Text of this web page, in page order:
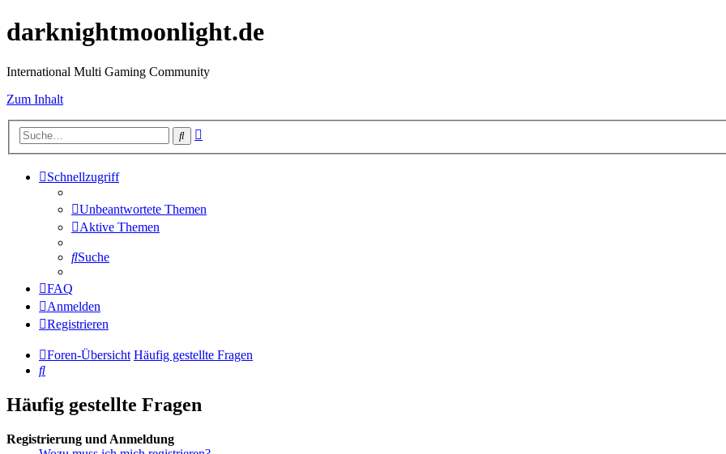
darknightmoonlight.de
International Multi Gaming Community
Zum Inhalt
Suche
Schnellzugriff
Unbeantwortete Themen
Aktive Themen
Suche
FAQ
Anmelden
Registrieren
Foren-Übersicht Häufig gestellte Fragen
Suche
Häufig gestellte Fragen
Registrierung und Anmeldung